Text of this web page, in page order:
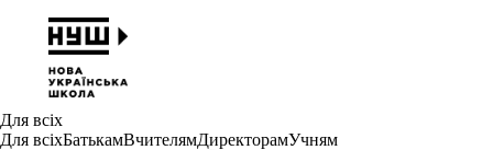
Для всіх
Для всіхБатькамВчителямДиректорамУчням